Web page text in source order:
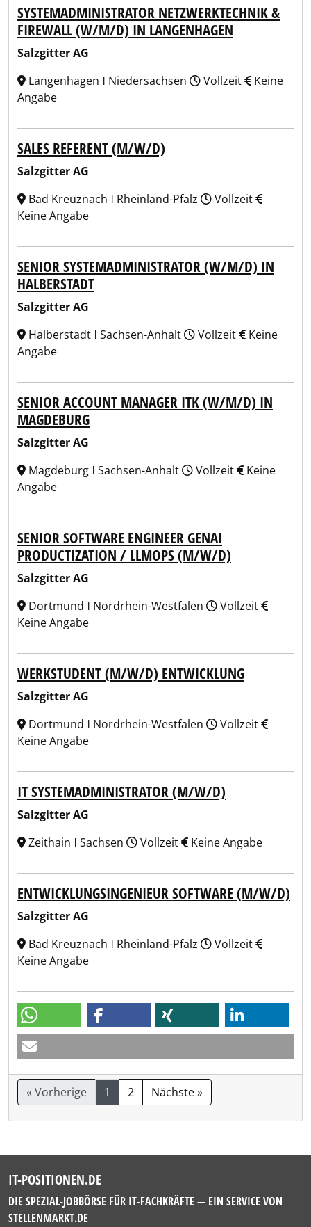
SYSTEMADMINISTRATOR NETZWERKTECHNIK &
FIREWALL (W/M/D) IN LANGENHAGEN
Salzgitter AG
Langenhagen ǀ Niedersachsen
Vollzeit
Keine
Angabe
SALES REFERENT (M/W/D)
Salzgitter AG
Bad Kreuznach ǀ Rheinland-Pfalz
Vollzeit
Keine Angabe
SENIOR SYSTEMADMINISTRATOR (W/M/D) IN
HALBERSTADT
Salzgitter AG
Halberstadt ǀ Sachsen-Anhalt
Vollzeit
Keine
Angabe
SENIOR ACCOUNT MANAGER ITK (W/M/D) IN
MAGDEBURG
Salzgitter AG
Magdeburg ǀ Sachsen-Anhalt
Vollzeit
Keine
Angabe
SENIOR SOFTWARE ENGINEER GENAI
PRODUCTIZATION / LLMOPS (M/W/D)
Salzgitter AG
Dortmund ǀ Nordrhein-Westfalen
Vollzeit
Keine Angabe
WERKSTUDENT (M/W/D) ENTWICKLUNG
Salzgitter AG
Dortmund ǀ Nordrhein-Westfalen
Vollzeit
Keine Angabe
IT SYSTEMADMINISTRATOR (M/W/D)
Salzgitter AG
Zeithain ǀ Sachsen
Vollzeit Keine Angabe
ENTWICKLUNGSINGENIEUR SOFTWARE (M/W/D)
Salzgitter AG
Bad Kreuznach ǀ Rheinland-Pfalz
Vollzeit
Keine Angabe
« Vorherige 1 2 Nächste »
IT-POSITIONEN.DE
DIE SPEZIAL-JOBBÖRSE FÜR IT-FACHKRÄFTE — EIN SERVICE VON
STELLENMARKT.DE